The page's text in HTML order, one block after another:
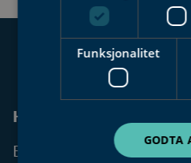
Har du energityver i
Er du bygningseier og
Funksjonalitet
GODTA